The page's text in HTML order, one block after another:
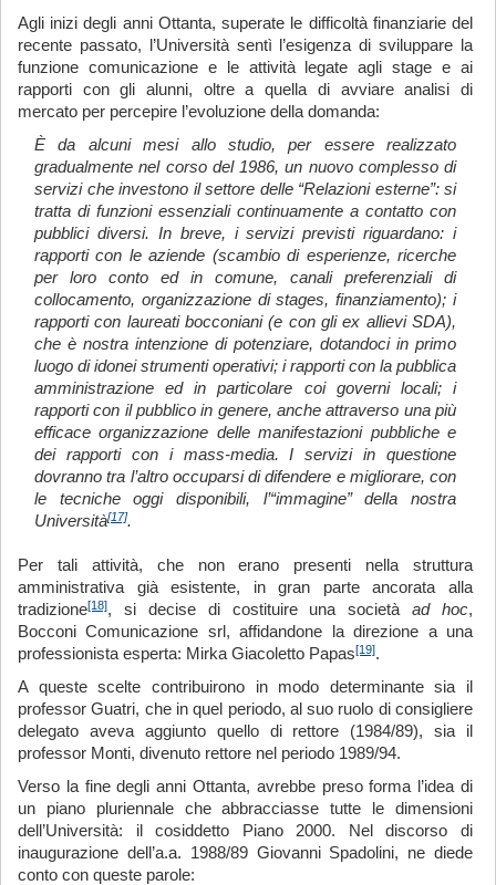
Agli inizi degli anni Ottanta, superate le difficoltà finanziarie del
recente passato, l’Università sentì l’esigenza di sviluppare la
funzione comunicazione e le attività legate agli stage e ai
rapporti con gli alunni, oltre a quella di avviare analisi di
mercato per percepire l’evoluzione della domanda:
È da alcuni mesi allo studio, per essere realizzato
gradualmente nel corso del 1986, un nuovo complesso di
servizi che investono il settore delle “Relazioni esterne”: si
tratta di funzioni essenziali continuamente a contatto con
pubblici diversi. In breve, i servizi previsti riguardano: i
rapporti con le aziende (scambio di esperienze, ricerche
per loro conto ed in comune, canali preferenziali di
collocamento, organizzazione di stages, finanziamento); i
rapporti con laureati bocconiani (e con gli ex allievi SDA),
che è nostra intenzione di potenziare, dotandoci in primo
luogo di idonei strumenti operativi; i rapporti con la pubblica
amministrazione ed in particolare coi governi locali; i
rapporti con il pubblico in genere, anche attraverso una più
efficace organizzazione delle manifestazioni pubbliche e
dei rapporti con i mass-media. I servizi in questione
dovranno tra l’altro occuparsi di difendere e migliorare, con
le tecniche oggi disponibili, l’“immagine” della nostra
Università[17].
Per tali attività, che non erano presenti nella struttura
amministrativa già esistente, in gran parte ancorata alla
tradizione[18], si decise di costituire una societàad hoc,
Bocconi Comunicazione srl, affidandone la direzione a una
professionista esperta: Mirka Giacoletto Papas[19].
A queste scelte contribuirono in modo determinante sia il
professor Guatri, che in quel periodo, al suo ruolo di consigliere
delegato aveva aggiunto quello di rettore (1984/89), sia il
professor Monti, divenuto rettore nel periodo 1989/94.
Verso la fine degli anni Ottanta, avrebbe preso forma l’idea di
un piano pluriennale che abbracciasse tutte le dimensioni
dell’Università: il cosiddetto Piano 2000. Nel discorso di
inaugurazione dell’a.a. 1988/89 Giovanni Spadolini, ne diede
conto con queste parole: